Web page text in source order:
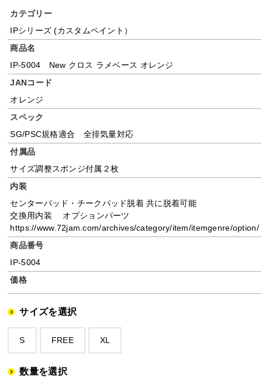
カテゴリー
IPシリーズ (カスタムペイント）
商品名
IP-5004 New クロス ラメベース オレンジ
JANコード
オレンジ
スペック
SG/PSC規格適合 全排気量対応
付属品
サイズ調整スポンジ付属２枚
内装
センターパッド・チークパッド脱着 共に脱着可能
交換用内装 オプションパーツ
https://www.72jam.com/archives/category/item/itemgenre/option/
商品番号
IP-5004
価格
サイズを選択
S FREE XL
数量を選択